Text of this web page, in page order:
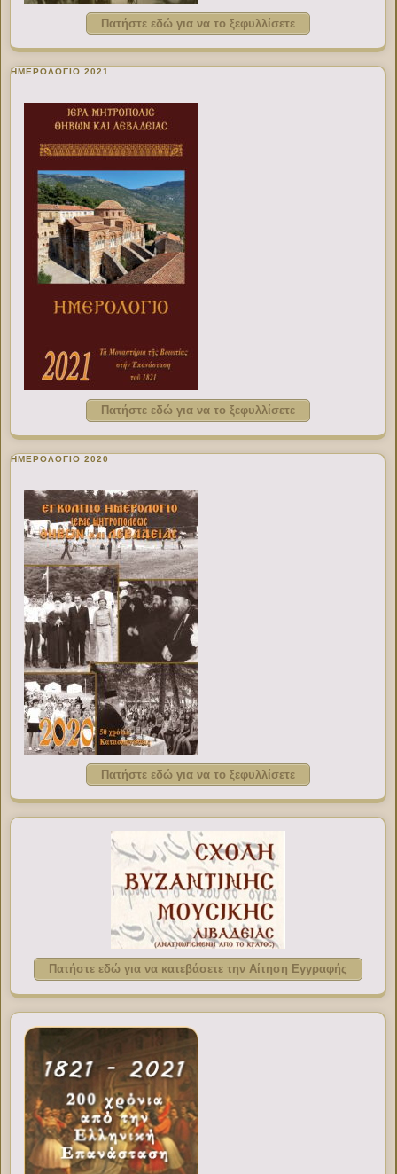
Πατήστε εδώ για να το ξεφυλλίσετε
ΗΜΕΡΟΛΟΓΙΟ 2021
Πατήστε εδώ για να το ξεφυλλίσετε
ΗΜΕΡΟΛΟΓΙΟ 2020
Πατήστε εδώ για να το ξεφυλλίσετε
Πατήστε εδώ για να κατεβάσετε την Αίτηση Εγγραφής